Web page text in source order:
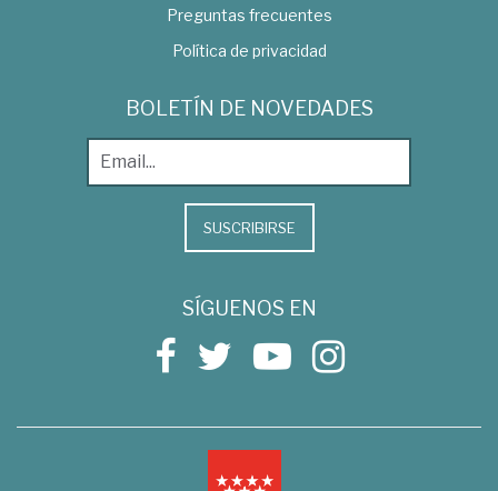
Preguntas frecuentes
Política de privacidad
BOLETÍN DE NOVEDADES
SUSCRIBIRSE
SÍGUENOS EN